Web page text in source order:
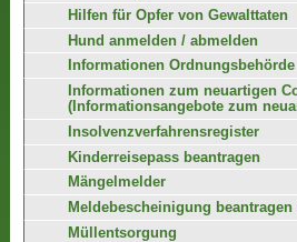
Hilfen für Opfer von Gewalttaten
Hund anmelden / abmelden
Informationen Ordnungsbehörde
Informationen zum neuartigen
(Informationsangebote zum
Insolvenzverfahrensregister
Kinderreisepass beantragen
Mängelmelder
Meldebescheinigung beantragen
Müllentsorgung